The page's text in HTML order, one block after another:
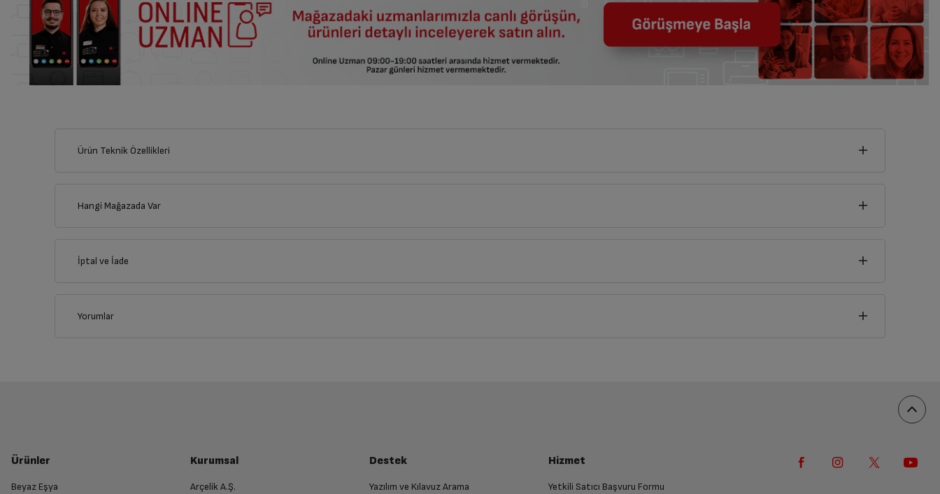
Ürün Teknik Özellikleri
Hangi Mağazada Var
İptal ve İade
Yorumlar
Ürünler
Beyaz Eşya
Kurumsal
Arçelik A.Ş.
Destek
Yazılım ve Kılavuz Arama
Hizmet
Yetkili Satıcı Başvuru Formu